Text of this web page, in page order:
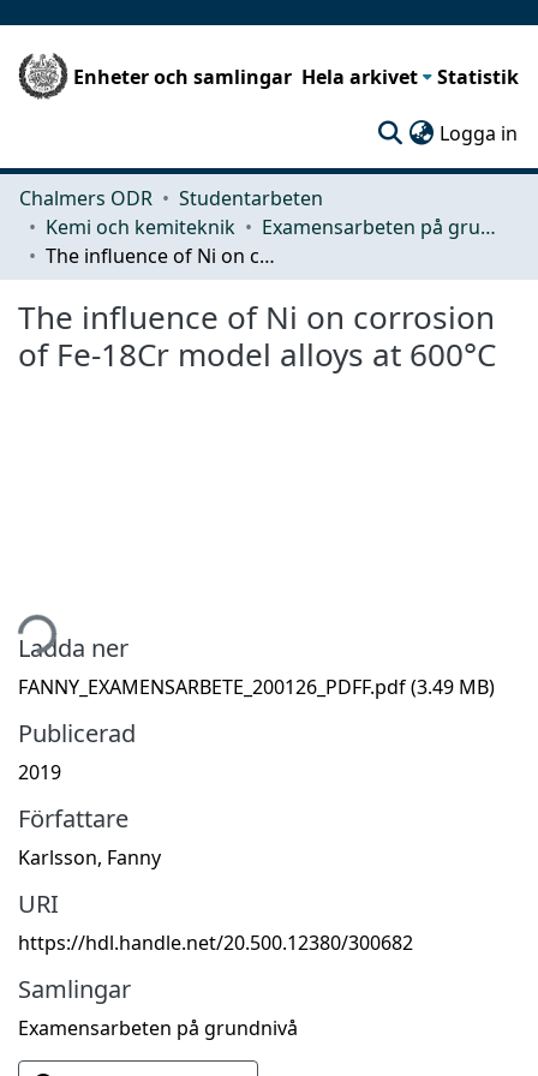
Enheter och samlingar Hela arkivet Statistik
Logga in
Chalmers ODR
Studentarbeten
Kemi och kemiteknik
Examensarbeten på grundnivå
The influence of Ni on corrosion of Fe-18Cr model alloys at 600°C
The influence of Ni on corrosion
of Fe-18Cr model alloys at 600°C
Ladda ner
FANNY_EXAMENSARBETE_200126_PDFF.pdf(3.49 MB)
Publicerad
2019
Författare
Karlsson, Fanny
URI
https://hdl.handle.net/20.500.12380/300682
Samlingar
Examensarbeten på grundnivå